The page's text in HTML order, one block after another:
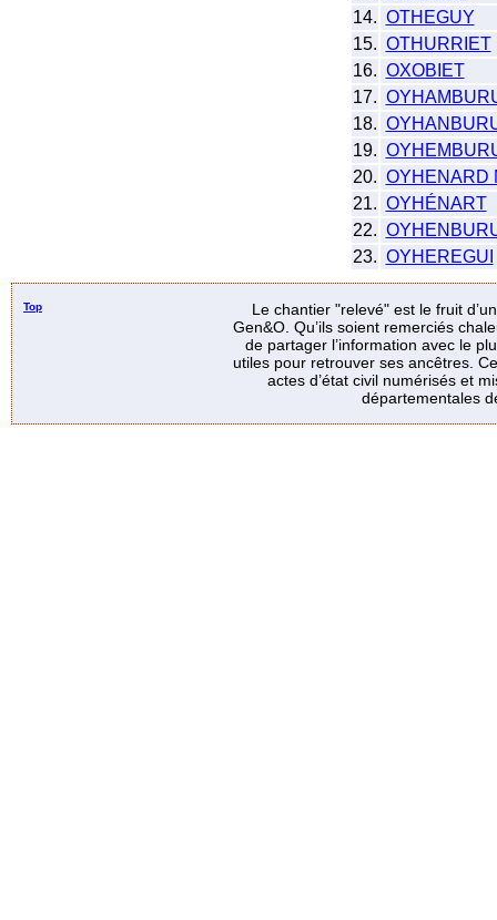
14. OTHEGUY
15. OTHURRIET
16. OXOBIET
17.
18.
19.
20. OYHENARD
21. OYHÉNART
22.
23. OYHEREGUI
Top
Le chantier "relevé" est le fruit
Gen&O. Qu’ils soient remerciés
de partager l’information avec le
utiles pour retrouver ses ancêtres.
actes d’état civil numérisés et
départementales